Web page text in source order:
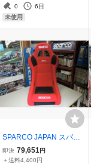
30円対応
0
6日
未使用
SPARCO JAPAN スパル
コ REV-J QRT バケットシ
ート 1脚 レッド 赤 国内正
即決 79,651 円
＋送料4,400円